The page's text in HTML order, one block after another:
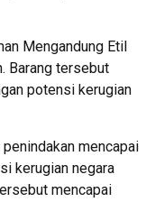
Mengandung Etil
Barang tersebut
potensi kerugian
mencapai
kerugian negara
mencapai